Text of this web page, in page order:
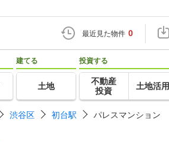
最近見た物件 0
建てる
土地
投資する
不動産
投資
土地活用
渋谷区 初台駅 パレスマンション